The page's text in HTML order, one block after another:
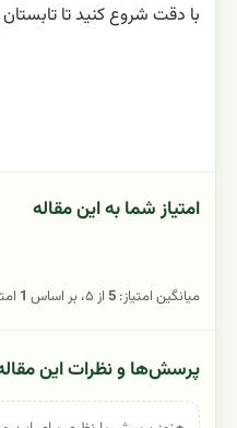
با دقت شروع کنید تا
امتیاز شما به این مقاله
میانگین امتیاز: 5از ۵، بر اساس 1
پرسش‌ها و نظرات این